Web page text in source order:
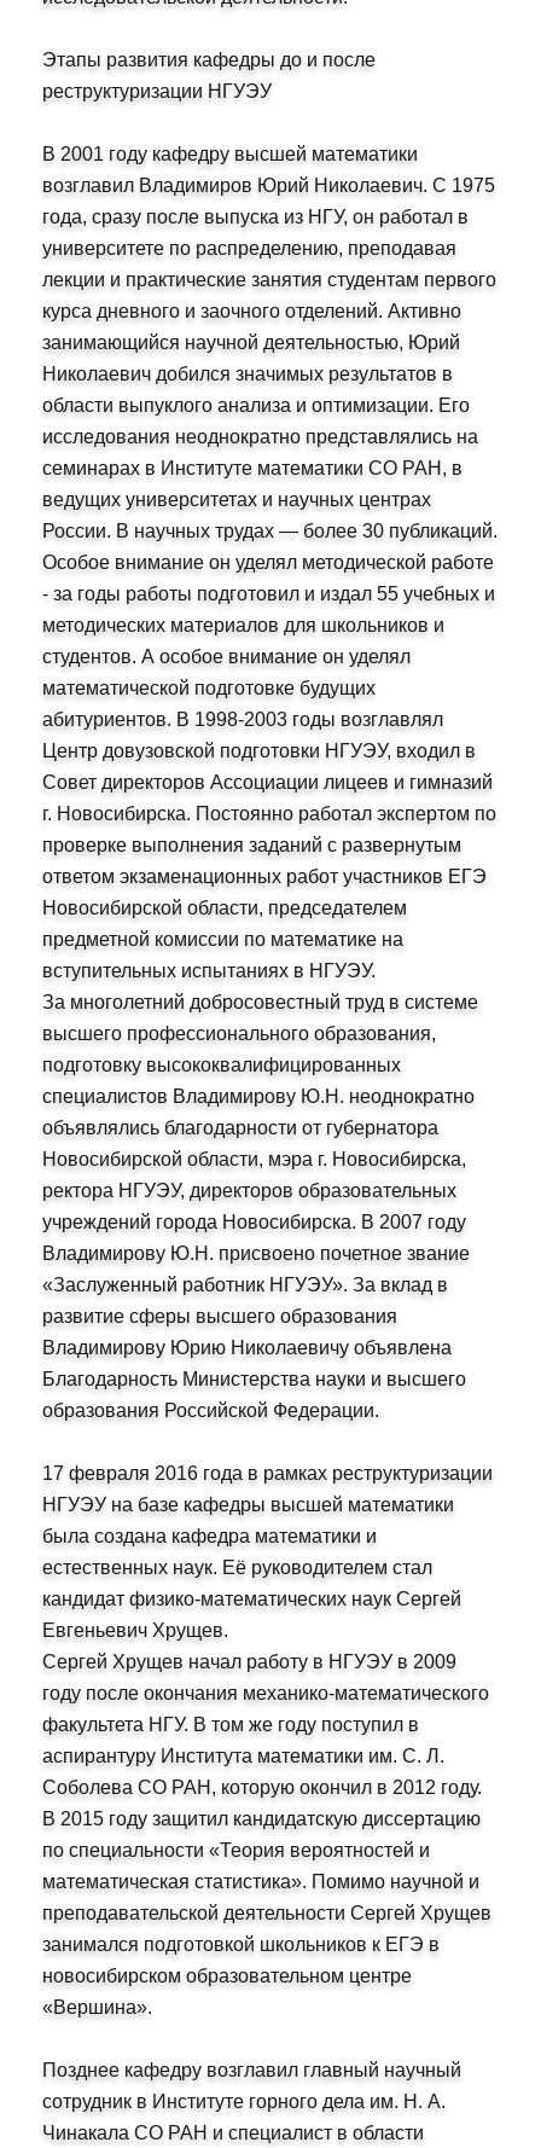
Этапы развития кафедры до и после
реструктуризации НГУЭУ
В 2001 году кафедру высшей математики
возглавил Владимиров Юрий Николаевич. С 1975
года, сразу после выпуска из НГУ, он работал в
университете по распределению, преподавая
лекции и практические занятия студентам первого
курса дневного и заочного отделений. Активно
занимающийся научной деятельностью, Юрий
Николаевич добился значимых результатов в
области выпуклого анализа и оптимизации. Его
исследования неоднократно представлялись на
семинарах в Институте математики СО РАН, в
ведущих университетах и научных центрах
России. В научных трудах — более 30 публикаций.
Особое внимание он уделял методической работе
- за годы работы подготовил и издал 55 учебных и
методических материалов для школьников и
студентов. А особое внимание он уделял
математической подготовке будущих
абитуриентов. В 1998-2003 годы возглавлял
Центр довузовской подготовки НГУЭУ, входил в
Совет директоров Ассоциации лицеев и гимназий
г. Новосибирска. Постоянно работал экспертом по
проверке выполнения заданий с развернутым
ответом экзаменационных работ участников ЕГЭ
Новосибирской области, председателем
предметной комиссии по математике на
вступительных испытаниях в НГУЭУ.
За многолетний добросовестный труд в системе
высшего профессионального образования,
подготовку высококвалифицированных
специалистов Владимирову Ю.Н. неоднократно
объявлялись благодарности от губернатора
Новосибирской области, мэра г. Новосибирска,
ректора НГУЭУ, директоров образовательных
учреждений города Новосибирска. В 2007 году
Владимирову Ю.Н. присвоено почетное звание
«Заслуженный работник НГУЭУ». За вклад в
развитие сферы высшего образования
Владимирову Юрию Николаевичу объявлена
Благодарность Министерства науки и высшего
образования Российской Федерации.
17 февраля 2016 года в рамках реструктуризации
НГУЭУ на базе кафедры высшей математики
была создана кафедра математики и
естественных наук. Её руководителем стал
кандидат физико-математических наук Сергей
Евгеньевич Хрущев.
Сергей Хрущев начал работу в НГУЭУ в 2009
году после окончания механико-математического
факультета НГУ. В том же году поступил в
аспирантуру Института математики им. С. Л.
Соболева СО РАН, которую окончил в 2012 году.
В 2015 году защитил кандидатскую диссертацию
по специальности «Теория вероятностей и
математическая статистика». Помимо научной и
преподавательской деятельности Сергей Хрущев
занимался подготовкой школьников к ЕГЭ в
новосибирском образовательном центре
«Вершина».
Позднее кафедру возглавил главный научный
сотрудник в Институте горного дела им. Н. А.
Чинакала СО РАН и специалист в области